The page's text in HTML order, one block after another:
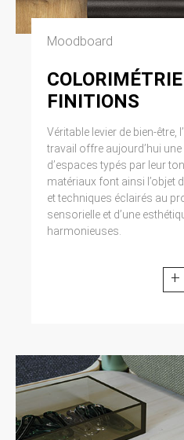
Moodboard
FINITIONS
Véritable levier de bien-être,
travail offre aujourd’hui
d’espaces typés par leur
matériaux font ainsi l’objet
et techniques éclairés au
sensorielle et d’une
harmonieuses.
+